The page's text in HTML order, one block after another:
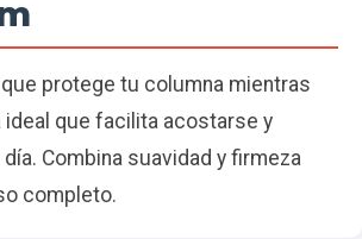
protege tu columna mientras
ideal que facilita acostarse y
Combina suavidad y firmeza
completo.